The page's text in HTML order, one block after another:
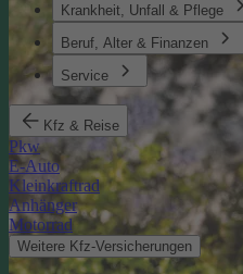
Krankheit, Unfall & Pflege
Beruf, Alter & Finanzen
Service
Kfz & Reise
Pkw
E-Auto
Kleinkraftrad
Anhänger
Motorrad
Weitere Kfz-Versicherungen